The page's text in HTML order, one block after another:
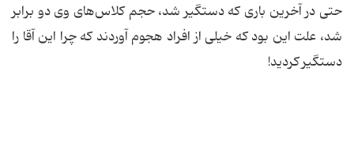
حتی در آخرین باری که دستگیر شد، حجم کلاس‌های وی دو برابر
شد، علت این بود که خیلی از افراد هجوم آوردند که چرا این آقا را
دستگیر کردید!